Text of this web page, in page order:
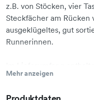
z.B. von Stöcken, vier
Steckfächer am Rücken
ausgeklügeltes, gut
Runnerinnen.
Mehr anzeigen